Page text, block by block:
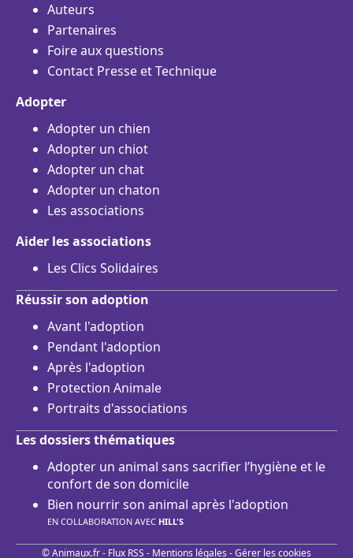
Auteurs
Partenaires
Foire aux questions
Contact Presse et Technique
Adopter
Adopter un chien
Adopter un chiot
Adopter un chat
Adopter un chaton
Les associations
Aider les associations
Les Clics Solidaires
Réussir son adoption
Avant l'adoption
Pendant l'adoption
Après l'adoption
Protection Animale
Portraits d'associations
Les dossiers thématiques
Adopter un animal sans sacrifier l’hygiène et le
confort de son domicile
Bien nourrir son animal après l'adoption
EN COLLABORATION AVEC HILL'S
© Animaux.fr - Flux RSS - Mentions légales -Gérer les cookies